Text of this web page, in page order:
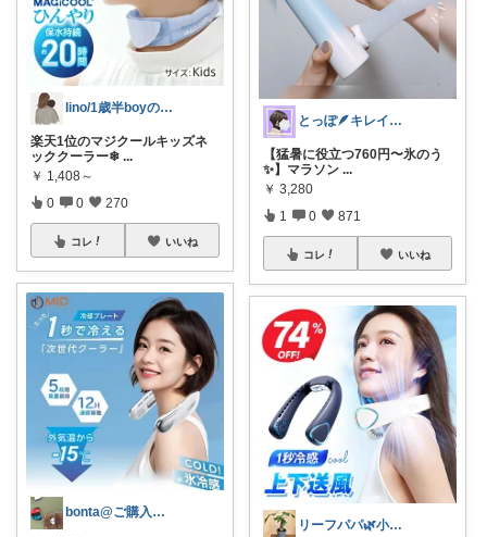
lino/1歳半boyのママ
楽天1位のマジクールキッズネ
ッククーラー❄ ...
￥ 1,408～
0 0 270
コレ いいね
bonta@ご購入感謝です⭐️
とっぽ🪶キレイめカジュアル|服とネイル
【猛暑に役立つ760円〜氷のう
✨】マラソン ...
￥ 3,280
1 0 871
コレ いいね
リーフパパ🌿小学2年生女の子のパパ